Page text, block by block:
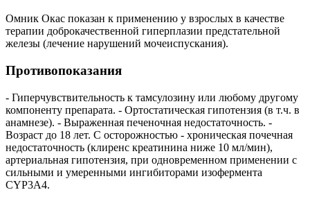
Омник Окас показан к применению у взрослых в качестве
терапии доброкачественной гиперплазии предстательной
железы (лечение нарушений мочеиспускания).
Противопоказания
- Гиперчувствительность к тамсулозину или любому другому
компоненту препарата. - Ортостатическая гипотензия (в т.ч. в
анамнезе). - Выраженная печеночная недостаточность. -
Возраст до 18 лет. С осторожностью - хроническая почечная
недостаточность (клиренс креатинина ниже 10 мл/мин),
артериальная гипотензия, при одновременном применении с
сильными и умеренными ингибиторами изофермента
CYP3A4.